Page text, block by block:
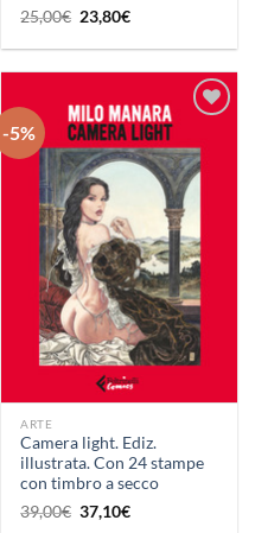
25,00€ Il
prezzo
originale
25,00€.
23,80€Il
attuale
23,80€.
-5%
Aggiungi
alla lista
desideri
ARTE
Camera light. Ediz.
illustrata. Con 24 stampe
con timbro a secco
39,00€ Il
prezzo
37,10€Il